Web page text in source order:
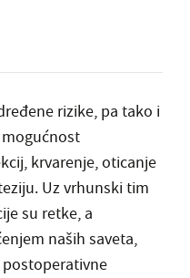
rizike, pa tako i
krvarenje, oticanje
Uz vrhunski tim
su retke, a
naših saveta,